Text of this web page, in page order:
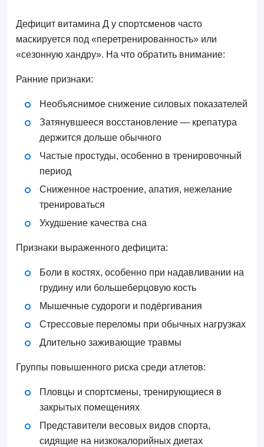
Дефицит витамина Д у спортсменов часто
маскируется под «перетренированность» или
«сезонную хандру». На что обратить внимание:
Ранние признаки:
Необъяснимое снижение силовых показателей
Затянувшееся восстановление — крепатура
держится дольше обычного
Частые простуды, особенно в тренировочный
период
Сниженное настроение, апатия, нежелание
тренироваться
Ухудшение качества сна
Признаки выраженного дефицита:
Боли в костях, особенно при надавливании на
грудину или большеберцовую кость
Мышечные судороги и подёргивания
Стрессовые переломы при обычных нагрузках
Длительно заживающие травмы
Группы повышенного риска среди атлетов:
Пловцы и спортсмены, тренирующиеся в
закрытых помещениях
Представители весовых видов спорта,
сидящие на низкокалорийных диетах